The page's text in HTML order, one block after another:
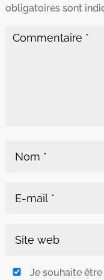
obligatoires sont
Je souhaite